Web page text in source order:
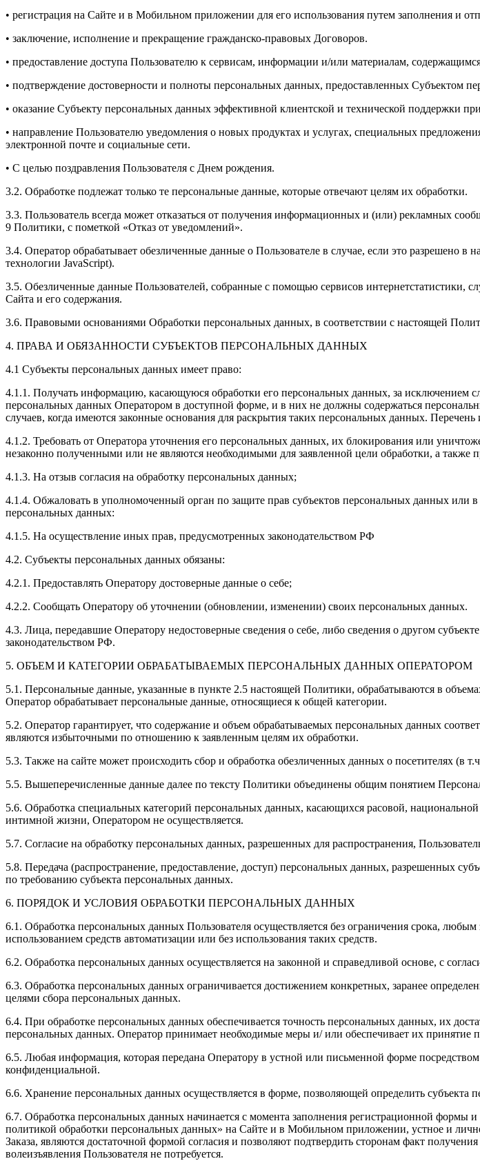
• регистрация на Сайте и в Мобильном приложении для его использования путем заполнения и
• заключение, исполнение и прекращение гражданско-правовых Договоров.
• предоставление доступа Пользователю к сервисам, информации и/или материалам,
• подтверждение достоверности и полноты персональных данных, предоставленных Субъектом
• оказание Субъекту персональных данных эффективной клиентской и технической поддержки
• направление Пользователю уведомления о новых продуктах и услугах, специальных
электронной почте и социальные сети.
• С целью поздравления Пользователя с Днем рождения.
3.2. Обработке подлежат только те персональные данные, которые отвечают целям их обработки.
3.3. Пользователь всегда может отказаться от получения информационных и (или) рекламных
9 Политики, с пометкой «Отказ от уведомлений».
3.4. Оператор обрабатывает обезличенные данные о Пользователе в случае, если это разрешено в
технологии JavaScript).
3.5. Обезличенные данные Пользователей, собранные с помощью сервисов интернетстатистики,
Сайта и его содержания.
3.6. Правовыми основаниями Обработки персональных данных, в соответствии с настоящей
4. ПРАВА И ОБЯЗАННОСТИ СУБЪЕКТОВ ПЕРСОНАЛЬНЫХ ДАННЫХ
4.1 Субъекты персональных данных имеет право:
4.1.1. Получать информацию, касающуюся обработки его персональных данных, за исключением
персональных данных Оператором в доступной форме, и в них не должны содержаться
случаев, когда имеются законные основания для раскрытия таких персональных данных.
4.1.2. Требовать от Оператора уточнения его персональных данных, их блокирования или
незаконно полученными или не являются необходимыми для заявленной цели обработки, а
4.1.3. На отзыв согласия на обработку персональных данных;
4.1.4. Обжаловать в уполномоченный орган по защите прав субъектов персональных данных или
персональных данных:
4.1.5. На осуществление иных прав, предусмотренных законодательством РФ
4.2. Субъекты персональных данных обязаны:
4.2.1. Предоставлять Оператору достоверные данные о себе;
4.2.2. Сообщать Оператору об уточнении (обновлении, изменении) своих персональных данных.
4.3. Лица, передавшие Оператору недостоверные сведения о себе, либо сведения о другом
законодательством РФ.
5. ОБЪЕМ И КАТЕГОРИИ ОБРАБАТЫВАЕМЫХ ПЕРСОНАЛЬНЫХ ДАННЫХ ОПЕРАТОРОМ
5.1. Персональные данные, указанные в пункте 2.5 настоящей Политики, обрабатываются в
Оператор обрабатывает персональные данные, относящиеся к общей категории.
5.2. Оператор гарантирует, что содержание и объем обрабатываемых персональных данных
являются избыточными по отношению к заявленным целям их обработки.
5.3. Также на сайте может происходить сбор и обработка обезличенных данных о посетителях (в
5.5. Вышеперечисленные данные далее по тексту Политики объединены общим понятием
5.6. Обработка специальных категорий персональных данных, касающихся расовой,
интимной жизни, Оператором не осуществляется.
5.7. Согласие на обработку персональных данных, разрешенных для распространения,
5.8. Передача (распространение, предоставление, доступ) персональных данных, разрешенных
по требованию субъекта персональных данных.
6. ПОРЯДОК И УСЛОВИЯ ОБРАБОТКИ ПЕРСОНАЛЬНЫХ ДАННЫХ
6.1. Обработка персональных данных Пользователя осуществляется без ограничения срока,
использованием средств автоматизации или без использования таких средств.
6.2. Обработка персональных данных осуществляется на законной и справедливой основе, с
6.3. Обработка персональных данных ограничивается достижением конкретных, заранее
целями сбора персональных данных.
6.4. При обработке персональных данных обеспечивается точность персональных данных, их
персональных данных. Оператор принимает необходимые меры и/ или обеспечивает их
6.5. Любая информация, которая передана Оператору в устной или письменной форме
конфиденциальной.
6.6. Хранение персональных данных осуществляется в форме, позволяющей определить
6.7. Обработка персональных данных начинается с момента заполнения регистрационной формы
политикой обработки персональных данных» на Сайте и в Мобильном приложении, устное и
Заказа, являются достаточной формой согласия и позволяют подтвердить сторонам факт
волеизъявления Пользователя не потребуется.